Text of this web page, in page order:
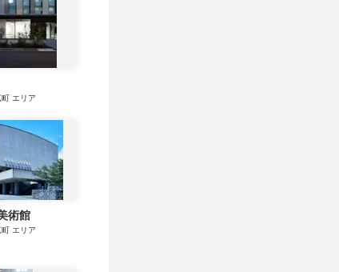
町 エリア
術館
町 エリア